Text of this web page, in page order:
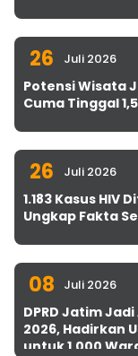
26 Juli 2026
Potensi Wisata
Cuma Tinggal
26 Juli 2026
1.183 Kasus HIV
Ungkap Fakta
08 Juli 2026
DPRD Jatim
2026, Hadirkan
untuk 1.000